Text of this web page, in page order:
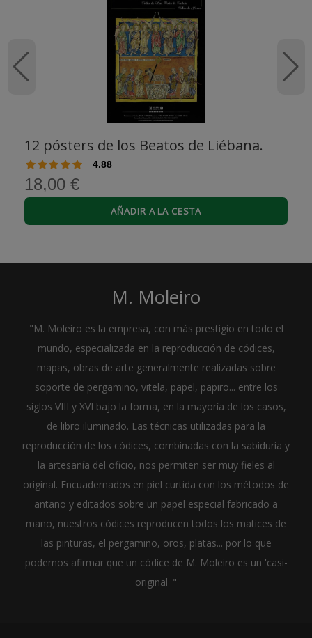
12 pósters de los Beatos de Liébana.
4.88
18,00 €
AÑADIR A LA CESTA
M. Moleiro
"M. Moleiro es la empresa, con más prestigio en todo el
mundo, especializada en la reproducción de códices,
mapas, obras de arte generalmente realizadas sobre
soporte de pergamino, vitela, papel, papiro... entre los
siglos VIII y XVI bajo la forma, en la mayoría de los casos,
de libro iluminado. Las técnicas utilizadas para la
reproducción de los códices, combinadas con la sabiduría y
la artesanía del oficio, nos permiten ser muy fieles al
original. Encuadernados en piel curtida con los métodos de
antaño y editados sobre un papel especial fabricado a
mano, nuestros códices reproducen todos los matices de
las pinturas, el pergamino, oros, platas... por lo que
podemos afirmar que un códice de M. Moleiro es un 'casi-
original' "